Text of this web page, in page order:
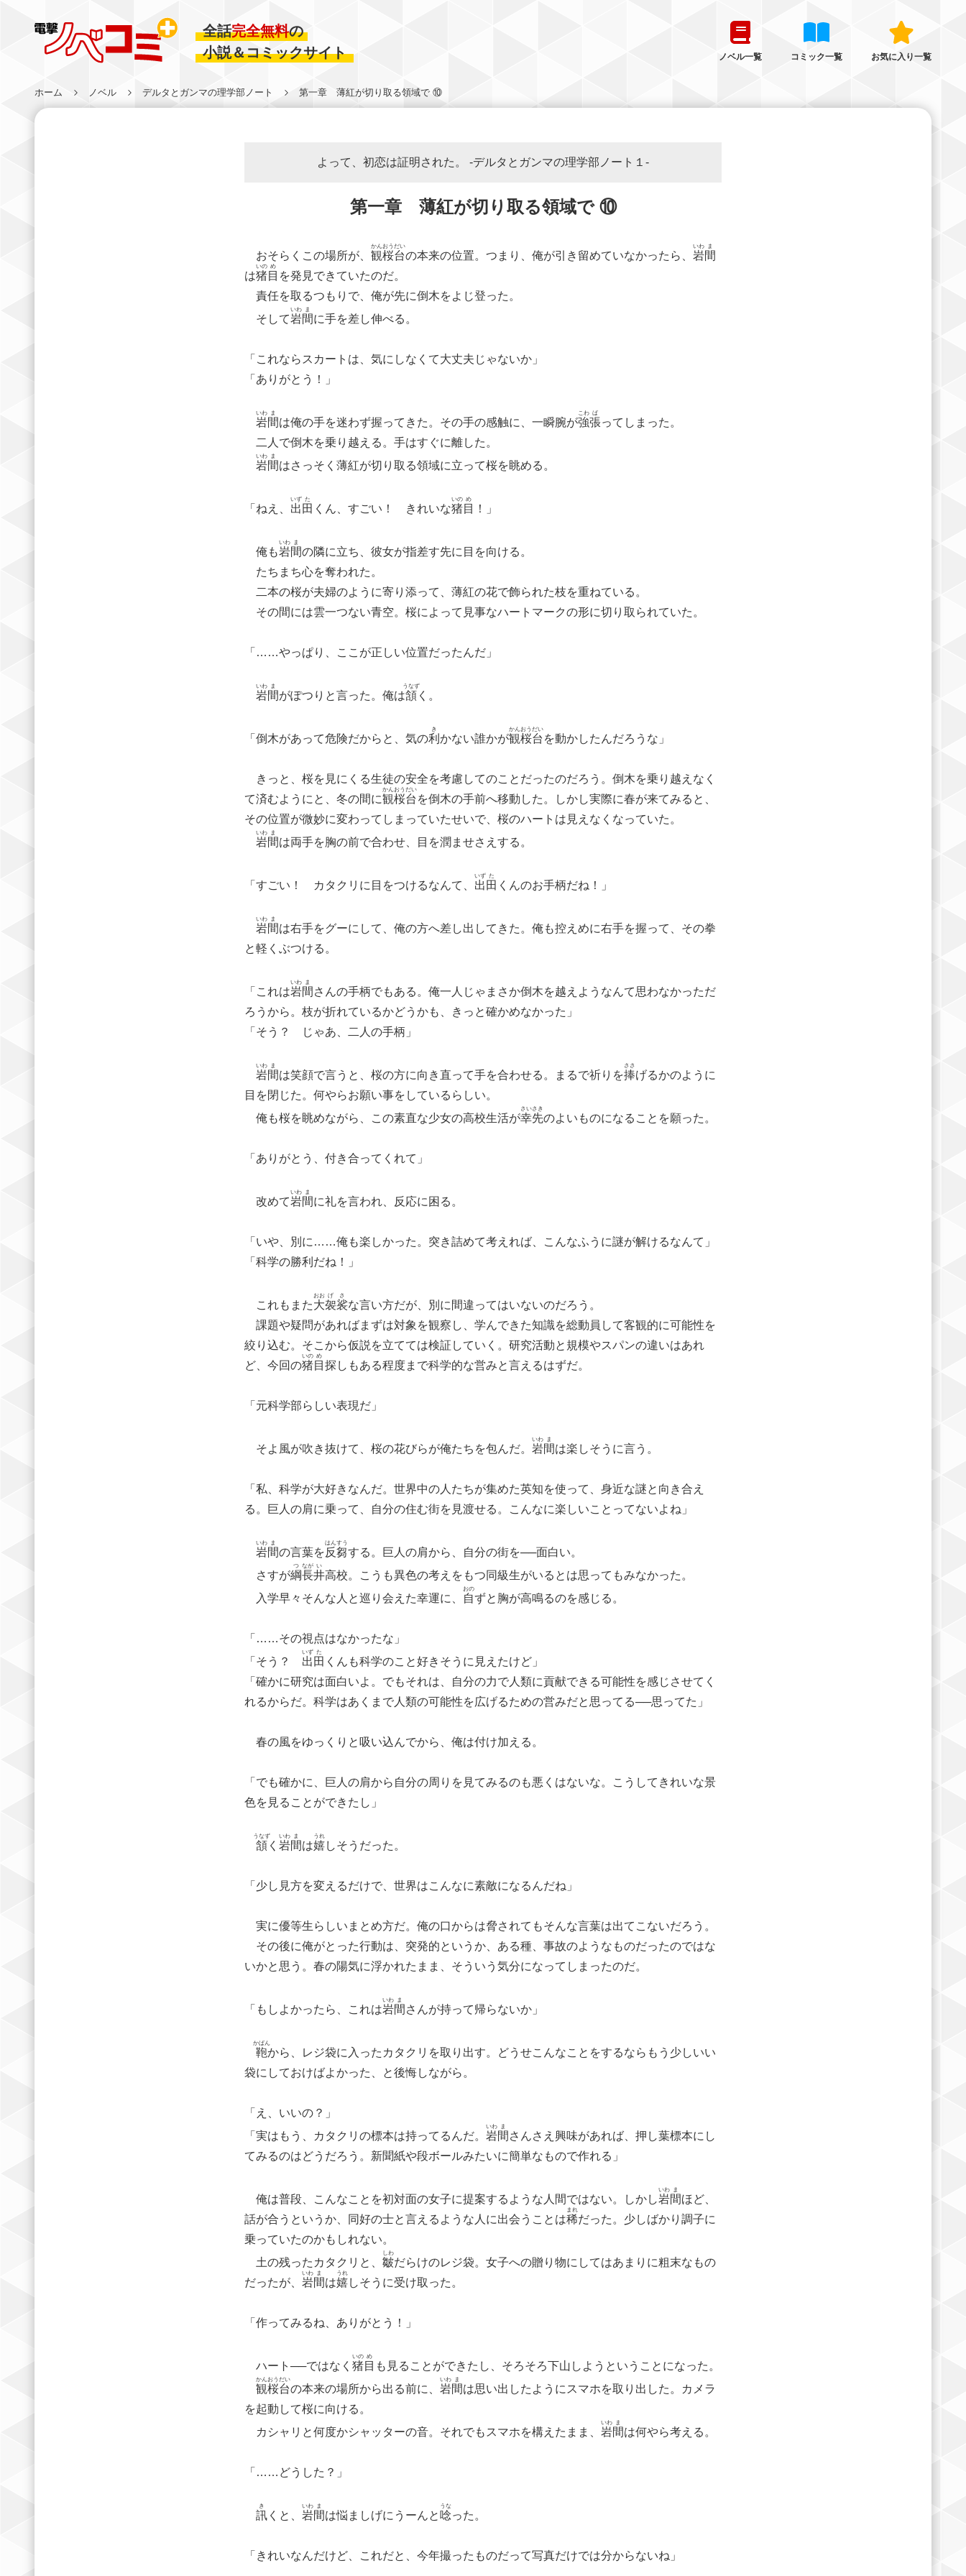
全話完全無料の
小説＆コミックサイト
ノベル一覧 コミック一覧 お気に入り一覧
ホーム ノベル デルタとガンマの理学部ノート 第一章 薄紅が切り取る領域で ⑩
よって、初恋は証明された。 -デルタとガンマの理学部ノート１-
第一章 薄紅が切り取る領域で ⑩
おそらくこの場所が、 観
かん
桜
おう
台
だい
の本来の位置。つまり、俺が引き留めていなかったら、 岩
いわ
間
ま
は猪
いの
目
め
を発見できていたのだ。
責任を取るつもりで、俺が先に倒木をよじ登った。
そして岩
いわ
間
ま
に手を差し伸べる。
「これならスカートは、気にしなくて大丈夫じゃないか」
「ありがとう！」
岩
いわ
間
ま
は俺の手を迷わず握ってきた。その手の感触に、一瞬腕が強
こわ
張
ば
ってしまった。
二人で倒木を乗り越える。手はすぐに離した。
岩
いわ
間
ま
はさっそく薄紅が切り取る領域に立って桜を眺める。
「ねえ、 出
いず
田
た
くん、すごい！ きれいな猪
いの
目
め
！」
俺も岩
いわ
間
ま
の隣に立ち、彼女が指差す先に目を向ける。
たちまち心を奪われた。
二本の桜が夫婦のように寄り添って、薄紅の花で飾られた枝を重ねている。
その間には雲一つない青空。桜によって見事なハートマークの形に切り取られていた。
「……やっぱり、ここが正しい位置だったんだ」
岩
いわ
間
ま
がぽつりと言った。俺は頷
うなず
く。
「倒木があって危険だからと、気の利
き
かない誰かが観
かん
桜
おう
台
だい
を動かしたんだろうな」
きっと、桜を見にくる生徒の安全を考慮してのことだったのだろう。倒木を乗り越えなく
て済むようにと、冬の間に観
かん
桜
おう
台
だい
を倒木の手前へ移動した。しかし実際に春が来てみると、
その位置が微妙に変わってしまっていたせいで、桜のハートは見えなくなっていた。
岩
いわ
間
ま
は両手を胸の前で合わせ、目を潤ませさえする。
「すごい！ カタクリに目をつけるなんて、 出
いず
田
た
くんのお手柄だね！」
岩
いわ
間
ま
は右手をグーにして、俺の方へ差し出してきた。俺も控えめに右手を握って、その拳
と軽くぶつける。
「これは岩
いわ
間
ま
さんの手柄でもある。俺一人じゃまさか倒木を越えようなんて思わなかっただ
ろうから。枝が折れているかどうかも、きっと確かめなかった」
「そう？ じゃあ、二人の手柄」
岩
いわ
間
ま
は笑顔で言うと、桜の方に向き直って手を合わせる。まるで祈りを捧
ささ
げるかのように
目を閉じた。何やらお願い事をしているらしい。
俺も桜を眺めながら、この素直な少女の高校生活が幸
さい
先
さき
のよいものになることを願った。
「ありがとう、付き合ってくれて」
改めて岩
いわ
間
ま
に礼を言われ、反応に困る。
「いや、別に……俺も楽しかった。突き詰めて考えれば、こんなふうに謎が解けるなんて」
「科学の勝利だね！」
これもまた大
おお
袈
げ
裟
さ
な言い方だが、別に間違ってはいないのだろう。
課題や疑問があればまずは対象を観察し、学んできた知識を総動員して客観的に可能性を
絞り込む。そこから仮説を立てては検証していく。研究活動と規模やスパンの違いはあれ
ど、今回の猪
いの
目
め
探しもある程度まで科学的な営みと言えるはずだ。
「元科学部らしい表現だ」
そよ風が吹き抜けて、桜の花びらが俺たちを包んだ。 岩
いわ
間
ま
は楽しそうに言う。
「私、科学が大好きなんだ。世界中の人たちが集めた英知を使って、身近な謎と向き合え
る。巨人の肩に乗って、自分の住む街を見渡せる。こんなに楽しいことってないよね」
岩
いわ
間
ま
の言葉を反
はん
芻
すう
する。巨人の肩から、自分の街を──面白い。
さすが綱
つ
長
なが
井
い
高校。こうも異色の考えをもつ同級生がいるとは思ってもみなかった。
入学早々そんな人と巡り会えた幸運に、
自
おの
ずと胸が高鳴るのを感じる。
「……その視点はなかったな」
「そう？ 出
いず
田
た
くんも科学のこと好きそうに見えたけど」
「確かに研究は面白いよ。でもそれは、自分の力で人類に貢献できる可能性を感じさせてく
れるからだ。科学はあくまで人類の可能性を広げるための営みだと思ってる──思ってた」
春の風をゆっくりと吸い込んでから、俺は付け加える。
「でも確かに、巨人の肩から自分の周りを見てみるのも悪くはないな。こうしてきれいな景
色を見ることができたし」
頷
うなず
く 岩
いわ
間
ま
は嬉
うれ
しそうだった。
「少し見方を変えるだけで、世界はこんなに素敵になるんだね」
実に優等生らしいまとめ方だ。俺の口からは脅されてもそんな言葉は出てこないだろう。
その後に俺がとった行動は、突発的というか、ある種、事故のようなものだったのではな
いかと思う。春の陽気に浮かれたまま、そういう気分になってしまったのだ。
「もしよかったら、これは岩
いわ
間
ま
さんが持って帰らないか」
鞄
かばん
から、レジ袋に入ったカタクリを取り出す。どうせこんなことをするならもう少しいい
袋にしておけばよかった、と後悔しながら。
「え、いいの？」
「実はもう、カタクリの標本は持ってるんだ。 岩
いわ
間
ま
さんさえ興味があれば、押し葉標本にし
てみるのはどうだろう。新聞紙や段ボールみたいに簡単なもので作れる」
俺は普段、こんなことを初対面の女子に提案するような人間ではない。しかし岩
いわ
間
ま
ほど、
話が合うというか、同好の士と言えるような人に出会うことは稀
まれ
だった。少しばかり調子に
乗っていたのかもしれない。
土の残ったカタクリと、 皺
しわ
だらけのレジ袋。女子への贈り物にしてはあまりに粗末なもの
だったが、 岩
いわ
間
ま
は嬉
うれ
しそうに受け取った。
「作ってみるね、ありがとう！」
ハート──ではなく 猪
いの
目
め
も見ることができたし、そろそろ下山しようということになった。
観
かん
桜
おう
台
だい
の本来の場所から出る前に、 岩
いわ
間
ま
は思い出したようにスマホを取り出した。カメラ
を起動して桜に向ける。
カシャリと何度かシャッターの音。それでもスマホを構えたまま、 岩
いわ
間
ま
は何やら考える。
「……どうした？」
訊
き
くと、 岩
いわ
間
ま
は悩ましげにうーんと 唸
うな
った。
「きれいなんだけど、これだと、今年撮ったものだって写真だけでは分からないね」